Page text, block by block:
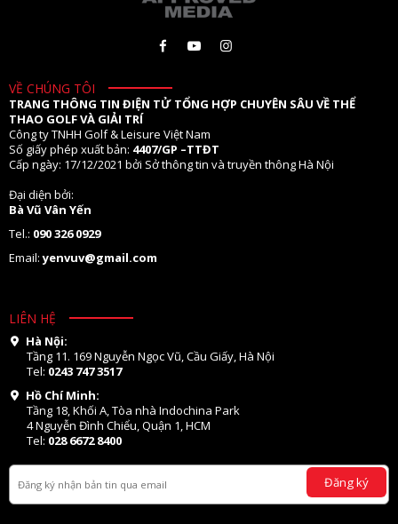
VỀ CHÚNG TÔI
TRANG THÔNG TIN ĐIỆN TỬ TỔNG HỢP CHUYÊN SÂU VỀ THỂ
THAO GOLF VÀ GIẢI TRÍ
Công ty TNHH Golf & Leisure Việt Nam
Số giấy phép xuất bản: 4407/GP –TTĐT
Cấp ngày: 17/12/2021 bởi Sở thông tin và truyền thông Hà Nội
Đại diện bởi:
Bà Vũ Vân Yến
Tel.: 090 326 0929
Email:yenvuv@gmail.com
LIÊN HỆ
Hà Nội:
Tầng 11. 169 Nguyễn Ngọc Vũ, Cầu Giấy, Hà Nội
Tel: 0243 747 3517
Hồ Chí Minh:
Tầng 18, Khối A, Tòa nhà Indochina Park
4 Nguyễn Đình Chiểu, Quận 1, HCM
Tel: 028 6672 8400
Đăng ký